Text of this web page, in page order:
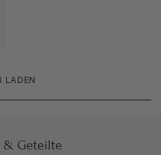
LADEN
& Geteilte